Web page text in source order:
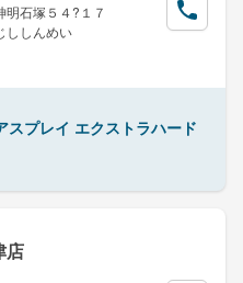
明石塚５４?１７
ししんめい
スプレイ エクストラハード
店